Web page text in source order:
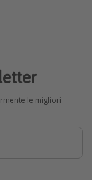
le migliori